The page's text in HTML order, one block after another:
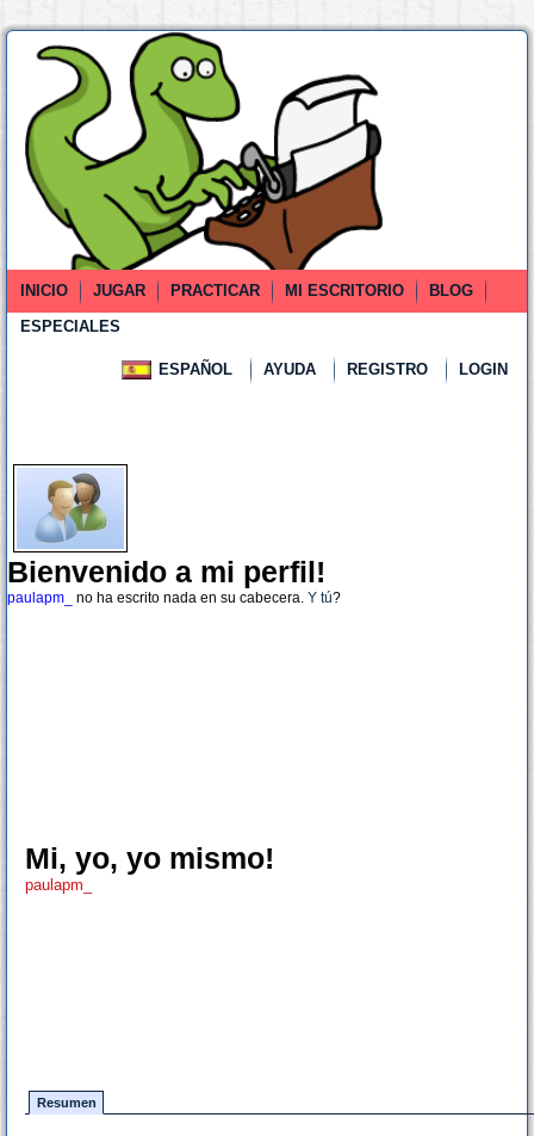
INICIO JUGAR PRACTICAR MI ESCRITORIO
BLOG
ESPECIALES
ESPAÑOL AYUDA REGISTRO LOGIN
Bienvenido a mi perfil!
paulapm_ no ha escrito nada en su cabecera. Y tú?
Mi, yo, yo mismo!
paulapm_
Resumen